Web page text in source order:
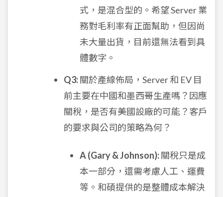
式，是混合型的。希望 Server 業
務對毛利率有正面幫助，但因尚
未大量出貨，目前還無法看到具
體數字。
Q3:關於產線佈局，Server 和 EV 目
前主要在中國和墨西哥生產嗎？因應
關稅，是否有美國設廠的可能？客戶
的要求與公司的策略為何？
A (Gary & Johnson):關稅只是成
本一部分，還需考慮人工、運費
等。和碩提供的是整體成本解決